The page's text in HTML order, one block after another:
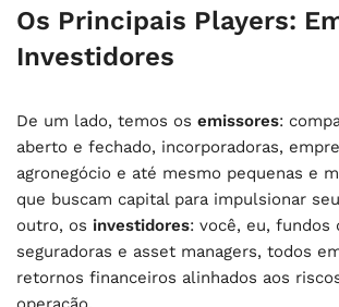
Os Principais Players:
Investidores
De um lado, temos os emissores:
aberto e fechado, incorporadoras,
agronegócio e até mesmo pequenas e
que buscam capital para impulsionar
outro, os investidores: você, eu, fundos
seguradoras e asset managers, todos
retornos financeiros alinhados aos